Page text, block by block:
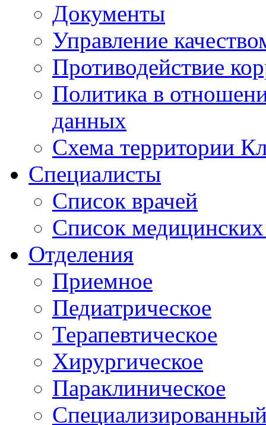
Документы
Управление
Противодействие
Политика в
данных
Схема территории
Специалисты
Список врачей
Список медицинских
Отделения
Приемное
Педиатрическое
Терапевтическое
Хирургическое
Параклиническое